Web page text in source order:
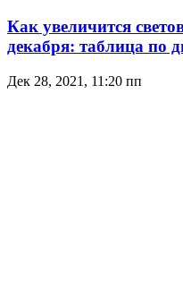
Как увеличится
декабря: таблица по
Дек 28, 2021, 11:20 пп